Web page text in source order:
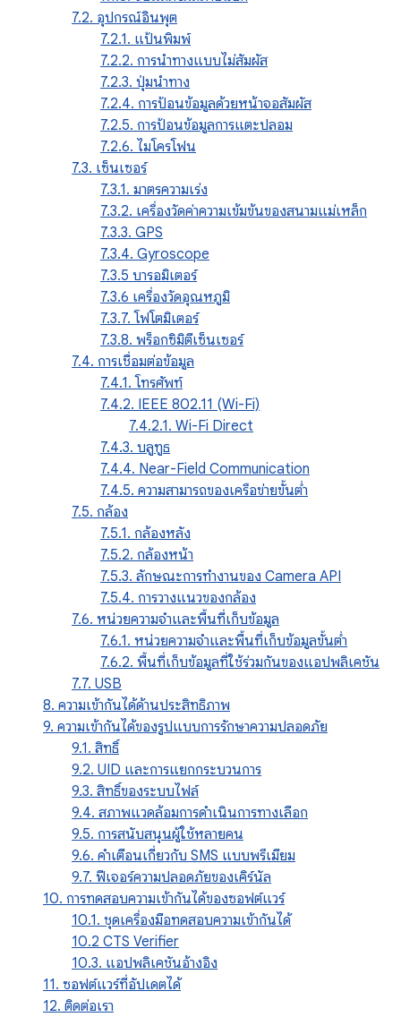
7.2. อุปกรณ์อินพุต
7.2.1. แป้นพิมพ์
7.2.2. การนำทางแบบไม่สัมผัส
7.2.3. ปุ่มนำทาง
7.2.4. การป้อนข้อมูลด้วยหน้าจอสัมผัส
7.2.5. การป้อนข้อมูลการแตะปลอม
7.2.6. ไมโครโฟน
7.3. เซ็นเซอร์
7.3.1. มาตรความเร่ง
7.3.2. เครื่องวัดค่าความเข้มข้นของสนามแม่เหล็ก
7.3.3. GPS
7.3.4. Gyroscope
7.3.5 บารอมิเตอร์
7.3.6 เครื่องวัดอุณหภูมิ
7.3.7. โฟโตมิเตอร์
7.3.8. พร็อกซิมิตีเซ็นเซอร์
7.4. การเชื่อมต่อข้อมูล
7.4.1. โทรศัพท์
7.4.2. IEEE 802.11 (Wi-Fi)
7.4.2.1. Wi-Fi Direct
7.4.3. บลูทูธ
7.4.4. Near-Field Communication
7.4.5. ความสามารถของเครือข่ายขั้นต่ำ
7.5. กล้อง
7.5.1. กล้องหลัง
7.5.2. กล้องหน้า
7.5.3. ลักษณะการทํางานของ Camera API
7.5.4. การวางแนวของกล้อง
7.6. หน่วยความจำและพื้นที่เก็บข้อมูล
7.6.1. หน่วยความจำและพื้นที่เก็บข้อมูลขั้นต่ำ
7.6.2. พื้นที่เก็บข้อมูลที่ใช้ร่วมกันของแอปพลิเคชัน
7.7. USB
8. ความเข้ากันได้ด้านประสิทธิภาพ
9. ความเข้ากันได้ของรูปแบบการรักษาความปลอดภัย
9.1. สิทธิ์
9.2. UID และการแยกกระบวนการ
9.3. สิทธิ์ของระบบไฟล์
9.4. สภาพแวดล้อมการดําเนินการทางเลือก
9.5. การสนับสนุนผู้ใช้หลายคน
9.6. คำเตือนเกี่ยวกับ SMS แบบพรีเมียม
9.7. ฟีเจอร์ความปลอดภัยของเคิร์นัล
10. การทดสอบความเข้ากันได้ของซอฟต์แวร์
10.1. ชุดเครื่องมือทดสอบความเข้ากันได้
10.2 CTS Verifier
10.3. แอปพลิเคชันอ้างอิง
11. ซอฟต์แวร์ที่อัปเดตได้
12. ติดต่อเรา